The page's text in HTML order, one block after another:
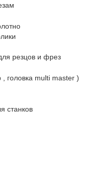
резцов и фрез
головка multi master )
станков